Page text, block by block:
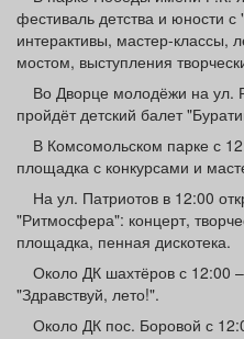
фестиваль детства и юности
интерактивы, мастер-классы,
мостом, выступления
Во Дворце молодёжи на ул.
пройдёт детский балет
В Комсомольском парке с
площадка с конкурсами и
На ул. Патриотов в 12:00
"Ритмосфера": концерт,
площадка, пенная дискотека.
Около ДК шахтёров с 12:00
"Здравствуй, лето!".
Около ДК пос. Боровой с